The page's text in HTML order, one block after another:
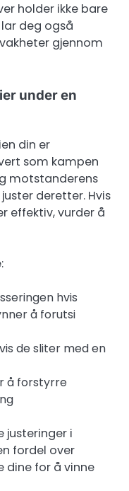
holder ikke bare
deg også
gjennom
under en
din er
som kampen
motstanderens
deretter. Hvis
effektiv, vurder å
hvis
å forutsi
de sliter med en
å forstyrre
justeringer i
fordel over
dine for å vinne